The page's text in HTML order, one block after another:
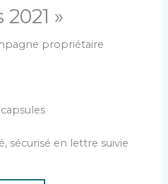
»
propriétaire
sécurisé en lettre suivie